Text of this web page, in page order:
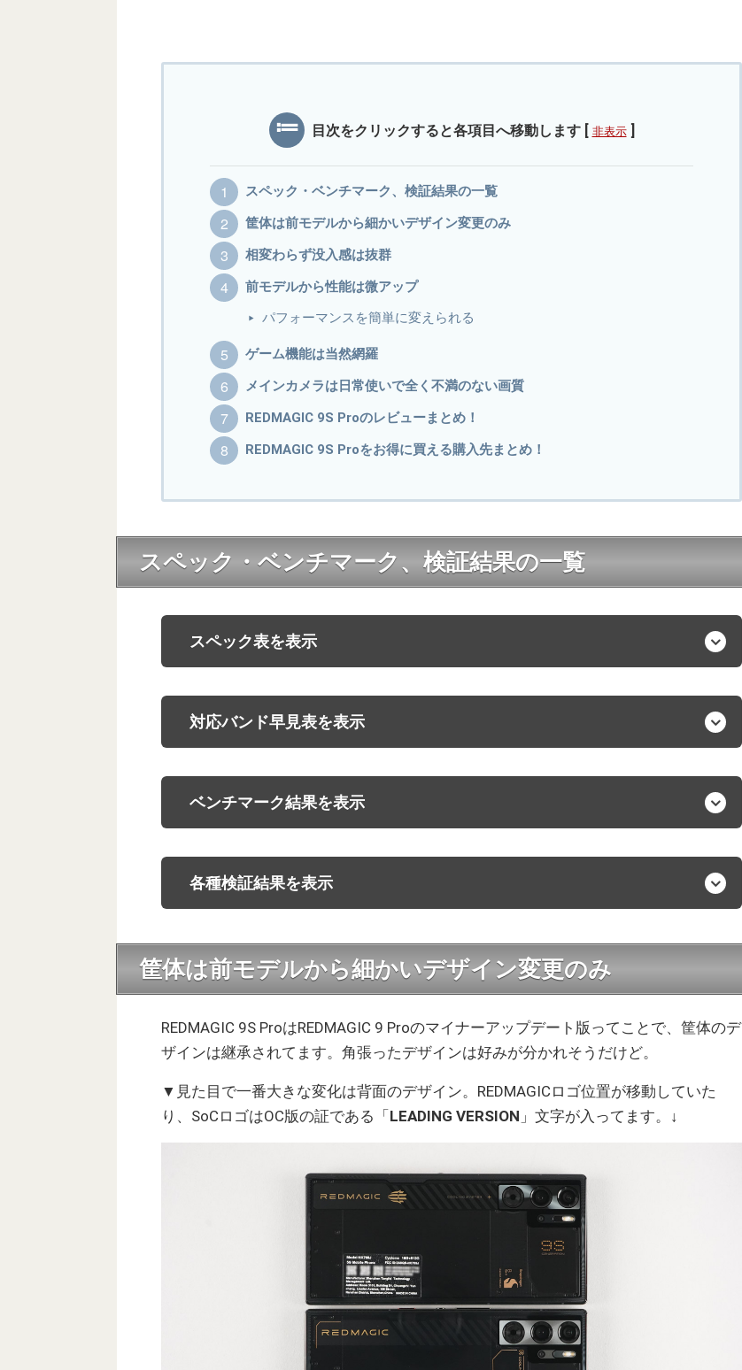
目次をクリックすると各項目へ移動します [ 非表示 ]
スペック・ベンチマーク、検証結果の一覧
筐体は前モデルから細かいデザイン変更のみ
相変わらず没入感は抜群
前モデルから性能は微アップ
パフォーマンスを簡単に変えられる
ゲーム機能は当然網羅
メインカメラは日常使いで全く不満のない画質
REDMAGIC 9S Proのレビューまとめ！
REDMAGIC 9S Proをお得に買える購入先まとめ！
スペック・ベンチマーク、検証結果の一覧
スペック表を表示
対応バンド早見表を表示
ベンチマーク結果を表示
各種検証結果を表示
筐体は前モデルから細かいデザイン変更のみ
REDMAGIC 9S ProはREDMAGIC 9 Proのマイナーアップデート版ってことで、筐体のデ
ザインは継承されてます。角張ったデザインは好みが分かれそうだけど。
▼見た目で一番大きな変化は背面のデザイン。REDMAGICロゴ位置が移動していた
り、SoCロゴはOC版の証である「LEADING VERSION 」文字が入ってます。↓